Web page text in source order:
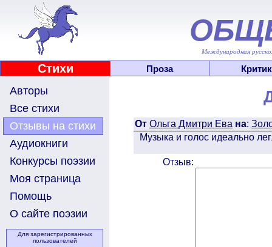
Международная
Стихи Проза
Авторы
Все стихи
Отзывы на стихи
Аудиокниги
Конкурсы поэзии
Моя страница
Помощь
О сайте поэзии
Для зарегистрированных
пользователей
От Ольга Дмитри Ева на:
Музыка и голос идеально
Отзыв: